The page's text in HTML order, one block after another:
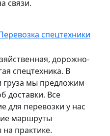
связи.
спецтехники
дорожно-
спецтехника. В
груза мы предложим
доставки. Все
для перевозки у нас
маршруты
практике.